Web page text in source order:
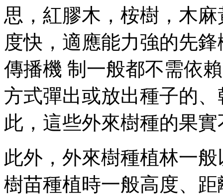
思，紅膠木，桉樹，木
度快，適應能力強的先
傳播機 制一般都不需依
方式彈出或放出種子的
此，這些外來樹種的果
此外，外來樹種植林一
樹苗種植時一般高度、